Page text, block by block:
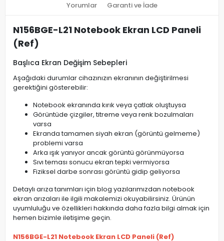
Yorumlar Garanti ve İade
N156BGE-L21 Notebook Ekran LCD Paneli
(Ref)
Başlıca Ekran Değişim Sebepleri
Aşağıdaki durumlar cihazınızın ekranının değiştirilmesi
gerektiğini gösterebilir:
Notebook ekranında kırık veya çatlak oluştuysa
Görüntüde çizgiler, titreme veya renk bozulmaları
varsa
Ekranda tamamen siyah ekran (görüntü gelmeme)
problemi varsa
Arka ışık yanıyor ancak görüntü görünmüyorsa
Sıvı teması sonucu ekran tepki vermiyorsa
Fiziksel darbe sonrası görüntü gidip geliyorsa
Detaylı arıza tanımları için blog yazılarımızdan notebook
ekran arızaları ile ilgili makalemizi okuyabilirsiniz. Ürünün
uyumluluğu ve özellikleri hakkında daha fazla bilgi almak için
hemen bizimle iletişime geçin.
N156BGE-L21 Notebook Ekran LCD Paneli (Ref)